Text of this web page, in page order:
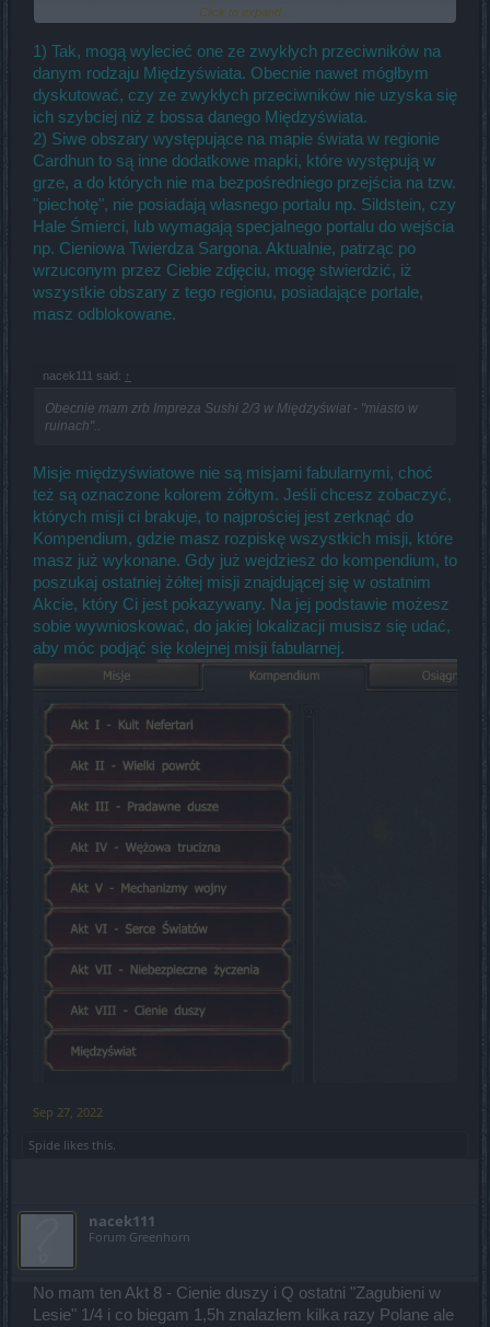
by miały one związek z tymi mapami. Są to jakieś dodatkowe mapy,
tylko na mapie świata są pokazane jakby były niedostępne bo nie
występują tam kamienie podróżne czy o co z tym chodzi?
Click to expand...
1) Tak, mogą wylecieć one ze zwykłych przeciwników na
danym rodzaju Międzyświata. Obecnie nawet mógłbym
dyskutować, czy ze zwykłych przeciwników nie uzyska się
ich szybciej niż z bossa danego Międzyświata.
2) Siwe obszary występujące na mapie świata w regionie
Cardhun to są inne dodatkowe mapki, które występują w
grze, a do których nie ma bezpośredniego przejścia na tzw.
"piechotę", nie posiadają własnego portalu np. Sildstein, czy
Hale Śmierci, lub wymagają specjalnego portalu do wejścia
np. Cieniowa Twierdza Sargona. Aktualnie, patrząc po
wrzuconym przez Ciebie zdjęciu, mogę stwierdzić, iż
wszystkie obszary z tego regionu, posiadające portale,
masz odblokowane.
nacek111 said: ↑
Obecnie mam zrb Impreza Sushi 2/3 w Międzyświat - "miasto w
ruinach"..
Misje międzyświatowe nie są misjami fabularnymi, choć
też są oznaczone kolorem żółtym. Jeśli chcesz zobaczyć,
których misji ci brakuje, to najprościej jest zerknąć do
Kompendium, gdzie masz rozpiskę wszystkich misji, które
masz już wykonane. Gdy już wejdziesz do kompendium, to
poszukaj ostatniej żółtej misji znajdującej się w ostatnim
Akcie, który Ci jest pokazywany. Na jej podstawie możesz
sobie wywnioskować, do jakiej lokalizacji musisz się udać,
aby móc podjąć się kolejnej misji fabularnej.
Sep 27, 2022
Spide likes this.
nacek111
Forum Greenhorn
No mam ten Akt 8 - Cienie duszy i Q ostatni "Zagubieni w
Lesie" 1/4 i co biegam 1,5h znalazłem kilka razy Polane ale